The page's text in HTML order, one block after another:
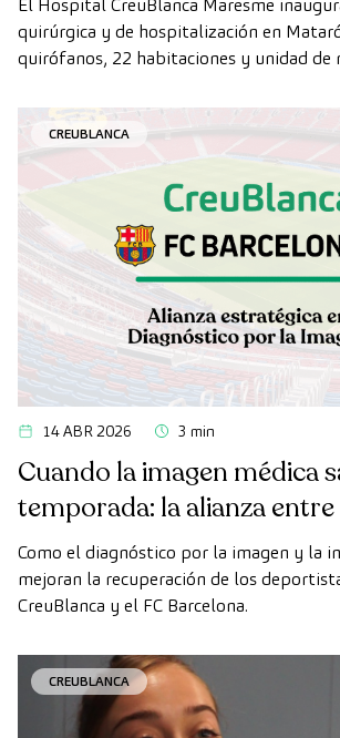
El Hospital CreuBlanca Maresme
quirúrgica y de hospitalización en
quirófanos, 22 habitaciones y unidad de
CREUBLANCA
14 ABR 2026 3 min
Cuando la imagen médica
temporada: la alianza entre
y el FC Barcelona
Como el diagnóstico por la imagen y la
mejoran la recuperación de los
CreuBlanca y el FC Barcelona.
CREUBLANCA